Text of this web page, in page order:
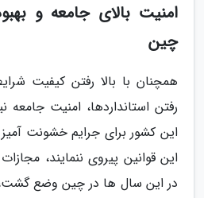
امنیت بالای جامعه و
چین
همچنان با بالا رفتن کیفیت
رفتن استانداردها، امنیت جامعه
این کشور برای جرایم خشونت
این قوانین پیروی ننمایند،
در این سال ها در چین وضع